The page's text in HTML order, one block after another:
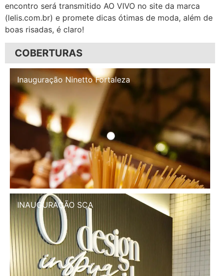
encontro será transmitido AO VIVO no site da marca
(lelis.com.br) e promete dicas ótimas de moda, além de
boas risadas, é claro!
COBERTURAS
Inauguração Illa Café
INAUGURAÇÃO SCA